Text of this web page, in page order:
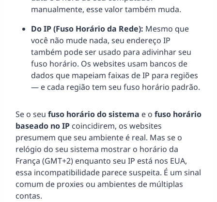
manualmente, esse valor também muda.
Do IP (Fuso Horário da Rede): Mesmo que
você não mude nada, seu endereço IP
também pode ser usado para adivinhar seu
fuso horário. Os websites usam bancos de
dados que mapeiam faixas de IP para regiões
— e cada região tem seu fuso horário padrão.
Se o seu fuso horário do sistema e o fuso horário
baseado no IP coincidirem, os websites
presumem que seu ambiente é real. Mas se o
relógio do seu sistema mostrar o horário da
França (GMT+2) enquanto seu IP está nos EUA,
essa incompatibilidade parece suspeita. É um sinal
comum de proxies ou ambientes de múltiplas
contas.